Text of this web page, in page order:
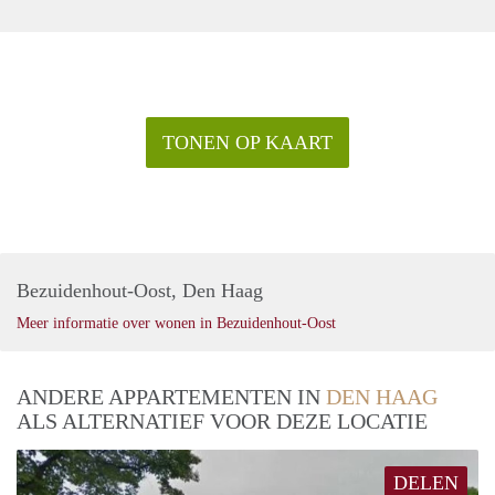
TONEN OP KAART
Bezuidenhout-Oost, Den Haag
Meer informatie over wonen in Bezuidenhout-Oost
ANDERE APPARTEMENTEN IN DEN HAAG
ALS ALTERNATIEF VOOR DEZE LOCATIE
DELEN